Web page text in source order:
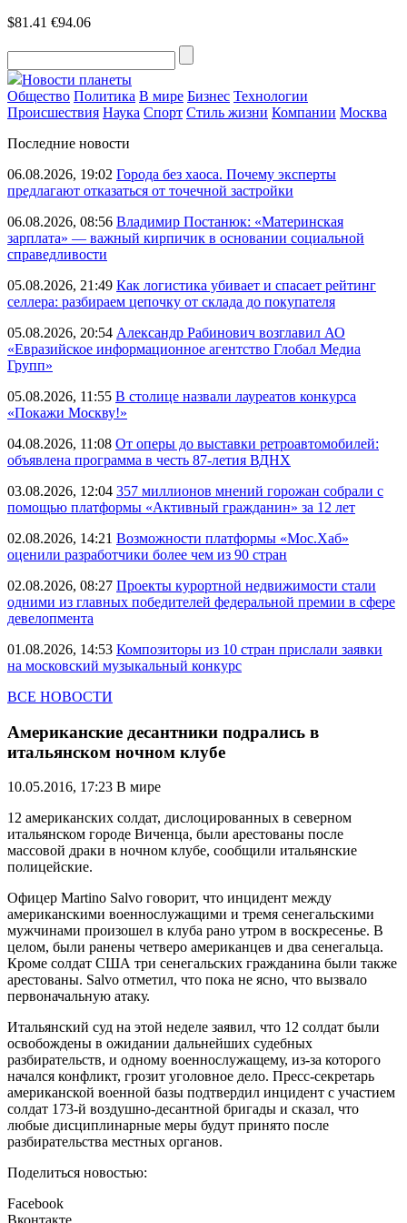
$81.41 €94.06
Новости планеты
Общество Политика В мире Бизнес Технологии
Происшествия Наука Спорт Стиль жизни Компании Москва
Последние новости
06.08.2026, 19:02 Города без хаоса. Почему эксперты
предлагают отказаться от точечной застройки
06.08.2026, 08:56 Владимир Постанюк: «Материнская
зарплата» — важный кирпичик в основании социальной
справедливости
05.08.2026, 21:49 Как логистика убивает и спасает рейтинг
селлера: разбираем цепочку от склада до покупателя
05.08.2026, 20:54 Александр Рабинович возглавил АО
«Евразийское информационное агентство Глобал Медиа
Групп»
05.08.2026, 11:55 В столице назвали лауреатов конкурса
«Покажи Москву!»
04.08.2026, 11:08 От оперы до выставки ретроавтомобилей:
объявлена программа в честь 87-летия ВДНХ
03.08.2026, 12:04 357 миллионов мнений горожан собрали с
помощью платформы «Активный гражданин» за 12 лет
02.08.2026, 14:21 Возможности платформы «Мос.Хаб»
оценили разработчики более чем из 90 стран
02.08.2026, 08:27 Проекты курортной недвижимости стали
одними из главных победителей федеральной премии в сфере
девелопмента
01.08.2026, 14:53 Композиторы из 10 стран прислали заявки
на московский музыкальный конкурс
ВСЕ НОВОСТИ
Американские десантники подрались в
итальянском ночном клубе
10.05.2016, 17:23 В мире
12 американских солдат, дислоцированных в северном
итальянском городе Виченца, были арестованы после
массовой драки в ночном клубе, сообщили итальянские
полицейские.
Офицер Martino Salvo говорит, что инцидент между
американскими военнослужащими и тремя сенегальскими
мужчинами произошел в клуба рано утром в воскресенье. В
целом, были ранены четверо американцев и два сенегальца.
Кроме солдат США три сенегальских гражданина были также
арестованы. Salvo отметил, что пока не ясно, что вызвало
первоначальную атаку.
Итальянский суд на этой неделе заявил, что 12 солдат были
освобождены в ожидании дальнейших судебных
разбирательств, и одному военнослужащему, из-за которого
начался конфликт, грозит уголовное дело. Пресс-секретарь
американской военной базы подтвердил инцидент с участием
солдат 173-й воздушно-десантной бригады и сказал, что
любые дисциплинарные меры будут принято после
разбирательства местных органов.
Поделиться новостью:
Facebook